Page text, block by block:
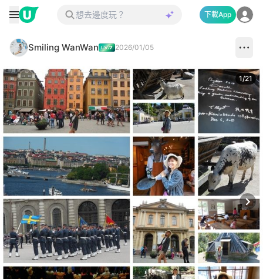
下載App
Smiling WanWan 2026/01/05
1/21